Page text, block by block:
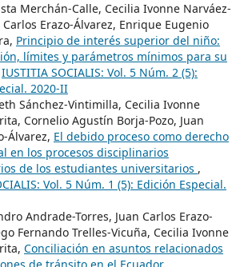
Merchán-Calle, Cecilia Ivonne Narváez-
Erazo-Álvarez, Enrique Eugenio
Principio de interés superior del niño:
límites y parámetros mínimos para su
IUSTITIA SOCIALIS: Vol. 5 Núm. 2 (5):
2020-II
Sánchez-Vintimilla, Cecilia Ivonne
Cornelio Agustín Borja-Pozo, Juan
Álvarez, El debido proceso como derecho
en los procesos disciplinarios
de los estudiantes universitarios ,
Vol. 5 Núm. 1 (5): Edición Especial.
Andrade-Torres, Juan Carlos Erazo-
Fernando Trelles-Vicuña, Cecilia Ivonne
Conciliación en asuntos relacionados